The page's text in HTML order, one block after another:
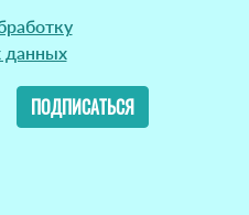
данных
ПОДПИСАТЬСЯ